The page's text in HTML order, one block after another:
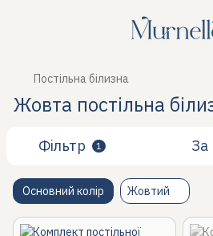
Постільна білизна
Жовта постільна
Фільтр 1 За
Основний колір Жовтий